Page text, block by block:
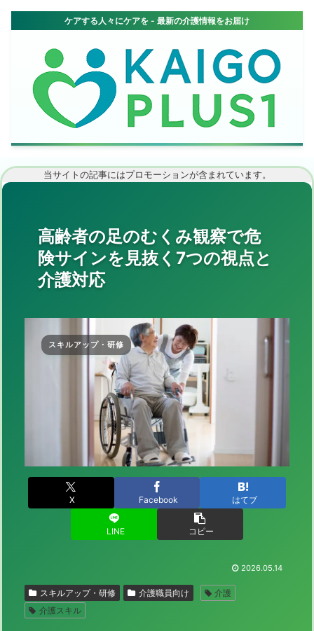
当サイトの記事にはプロモーションが含まれています。
高齢者の足のむくみ観察で危
険サインを見抜く7つの視点と
介護対応
スキルアップ・研修
X Facebook はてブ
LINE コピー
2026.05.14
スキルアップ・研修 介護職員向け
介護
介護スキル